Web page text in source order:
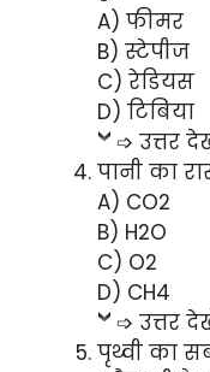
A) फीमर
B) स्टेपीज
C) रेडियस
D) टिबिया
➩ उत्तर
पानी का
A) CO2
B) H2O
C) O2
D) CH4
➩ उत्तर
पृथ्वी का